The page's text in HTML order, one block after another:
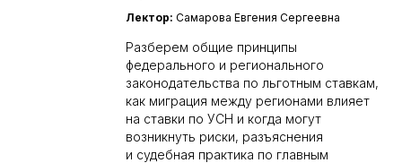
Лектор: Самарова Евгения Сергеевна
Разберем общие принципы
федерального и регионального
законодательства по льготным ставкам,
как миграция между регионами влияет
на ставки по УСН и когда могут
возникнуть риски, разъяснения
и судебная практика по главным